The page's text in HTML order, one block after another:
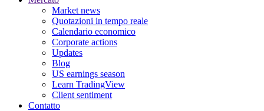
Market news
Quotazioni in tempo reale
Calendario economico
Corporate actions
Updates
Blog
US earnings season
Learn TradingView
Client sentiment
Contatto